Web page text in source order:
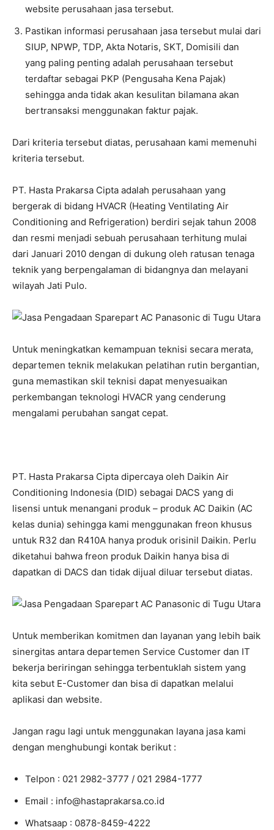
website perusahaan jasa tersebut.
Pastikan informasi perusahaan jasa tersebut mulai dari
SIUP, NPWP, TDP, Akta Notaris, SKT, Domisili dan
yang paling penting adalah perusahaan tersebut
terdaftar sebagai PKP (Pengusaha Kena Pajak)
sehingga anda tidak akan kesulitan bilamana akan
bertransaksi menggunakan faktur pajak.
Dari kriteria tersebut diatas, perusahaan kami memenuhi
kriteria tersebut.
PT. Hasta Prakarsa Cipta adalah perusahaan yang
bergerak di bidang HVACR (Heating Ventilating Air
Conditioning and Refrigeration) berdiri sejak tahun 2008
dan resmi menjadi sebuah perusahaan terhitung mulai
dari Januari 2010 dengan di dukung oleh ratusan tenaga
teknik yang berpengalaman di bidangnya dan melayani
wilayah Jati Pulo.
Untuk meningkatkan kemampuan teknisi secara merata,
departemen teknik melakukan pelatihan rutin bergantian,
guna memastikan skil teknisi dapat menyesuaikan
perkembangan teknologi HVACR yang cenderung
mengalami perubahan sangat cepat.
PT. Hasta Prakarsa Cipta dipercaya oleh Daikin Air
Conditioning Indonesia (DID) sebagai DACS yang di
lisensi untuk menangani produk – produk AC Daikin (AC
kelas dunia) sehingga kami menggunakan freon khusus
untuk R32 dan R410A hanya produk orisinil Daikin. Perlu
diketahui bahwa freon produk Daikin hanya bisa di
dapatkan di DACS dan tidak dijual diluar tersebut diatas.
Untuk memberikan komitmen dan layanan yang lebih baik
sinergitas antara departemen Service Customer dan IT
bekerja beriringan sehingga terbentuklah sistem yang
kita sebut E-Customer dan bisa di dapatkan melalui
aplikasi dan website.
Jangan ragu lagi untuk menggunakan layana jasa kami
dengan menghubungi kontak berikut :
Telpon : 021 2982-3777 / 021 2984-1777
Email : info@hastaprakarsa.co.id
Whatsaap : 0878-8459-4222